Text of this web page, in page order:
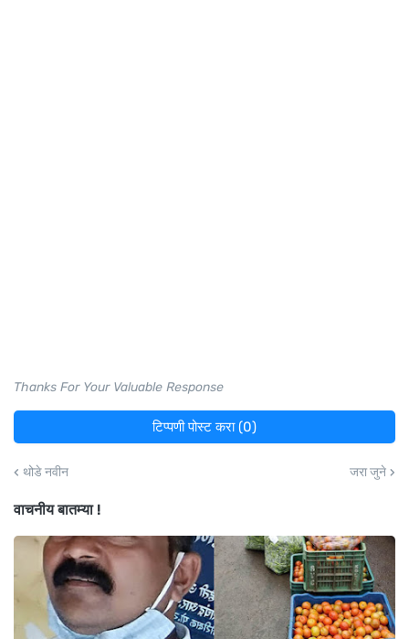
Thanks For Your Valuable Response
टिप्पणी पोस्ट करा (0)
थोडे नवीन जरा जुने
वाचनीय बातम्या !